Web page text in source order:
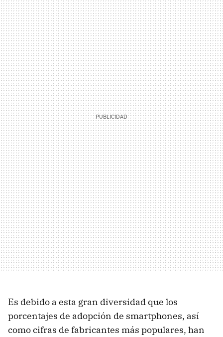
Es debido a esta gran diversidad que los
porcentajes de adopción de smartphones, así
como cifras de fabricantes más populares, han